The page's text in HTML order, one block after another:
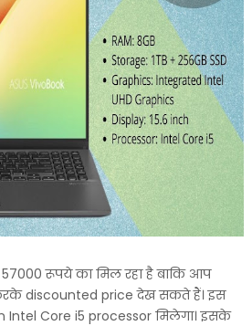
रूपये का मिल रहा है बाकि आप
discounted price देख सकते हैं। इस
Core i5 processor मिलेगा। इसके